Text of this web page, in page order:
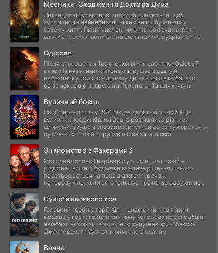
Месники: Сходження Доктора Дума
Легендарні супергерої знову об'єднуються, щоб
зустрітися з найнебезпечнішим випробуванням у
своєму житті. Після численних битв, болючих втрат і
важких перемог вони стали сильнішими, мудрішими та
Одіссея
Після завершення Троянської війни цар Ітаки Одіссей
разом із невеликим загоном вирушає в довгу й
небезпечну подорож додому, де на нього вже багато
років чекає вірна дружина Пенелопа. Та шлях, який
Вуличний боєць
Події переносять у 1993 рік, де двоє колишніх бійців
вуличних поєдинків, які давно розійшлися різними
шляхами, змушені знову повернутися до світу жорстоких
сутичок. Їх спокій порушує поява загадкової
Знайомство з Факерами 3
Молодий чоловік Генрі виріс у родині, де спокій —
рідкісне явище, а будь-яке важливе рішення швидко
перетворюється на привід для суперечок і
непорозумінь. Коли він оголошує про намір одружитися,
Сузір’я великого пса
Головний герой історії, Хіг, — цивільний пілот, який
мешкає у постапокаліптичному Колорадо на занедбаній
авіабазі. Разом зі своїм вірним супутником, собакою
Джаспером, та буркотливим, але відданим
Ваяна